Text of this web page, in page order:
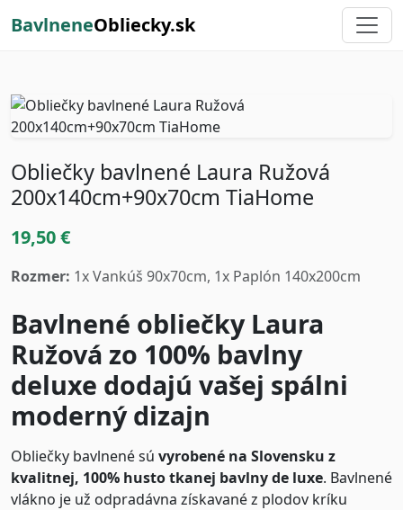
BavlneneObliecky.sk
Obliečky bavlnené Laura Ružová
200x140cm+90x70cm TiaHome
19,50 €
Rozmer: 1x Vankúš 90x70cm, 1x Paplón 140x200cm
Bavlnené obliečky Laura
Ružová zo 100% bavlny
deluxe dodajú vašej spálni
moderný dizajn
Obliečky bavlnené sú vyrobené na Slovensku z
kvalitnej, 100% husto tkanej bavlny de luxe. Bavlnené
vlákno je už odpradávna získavané z plodov kríku